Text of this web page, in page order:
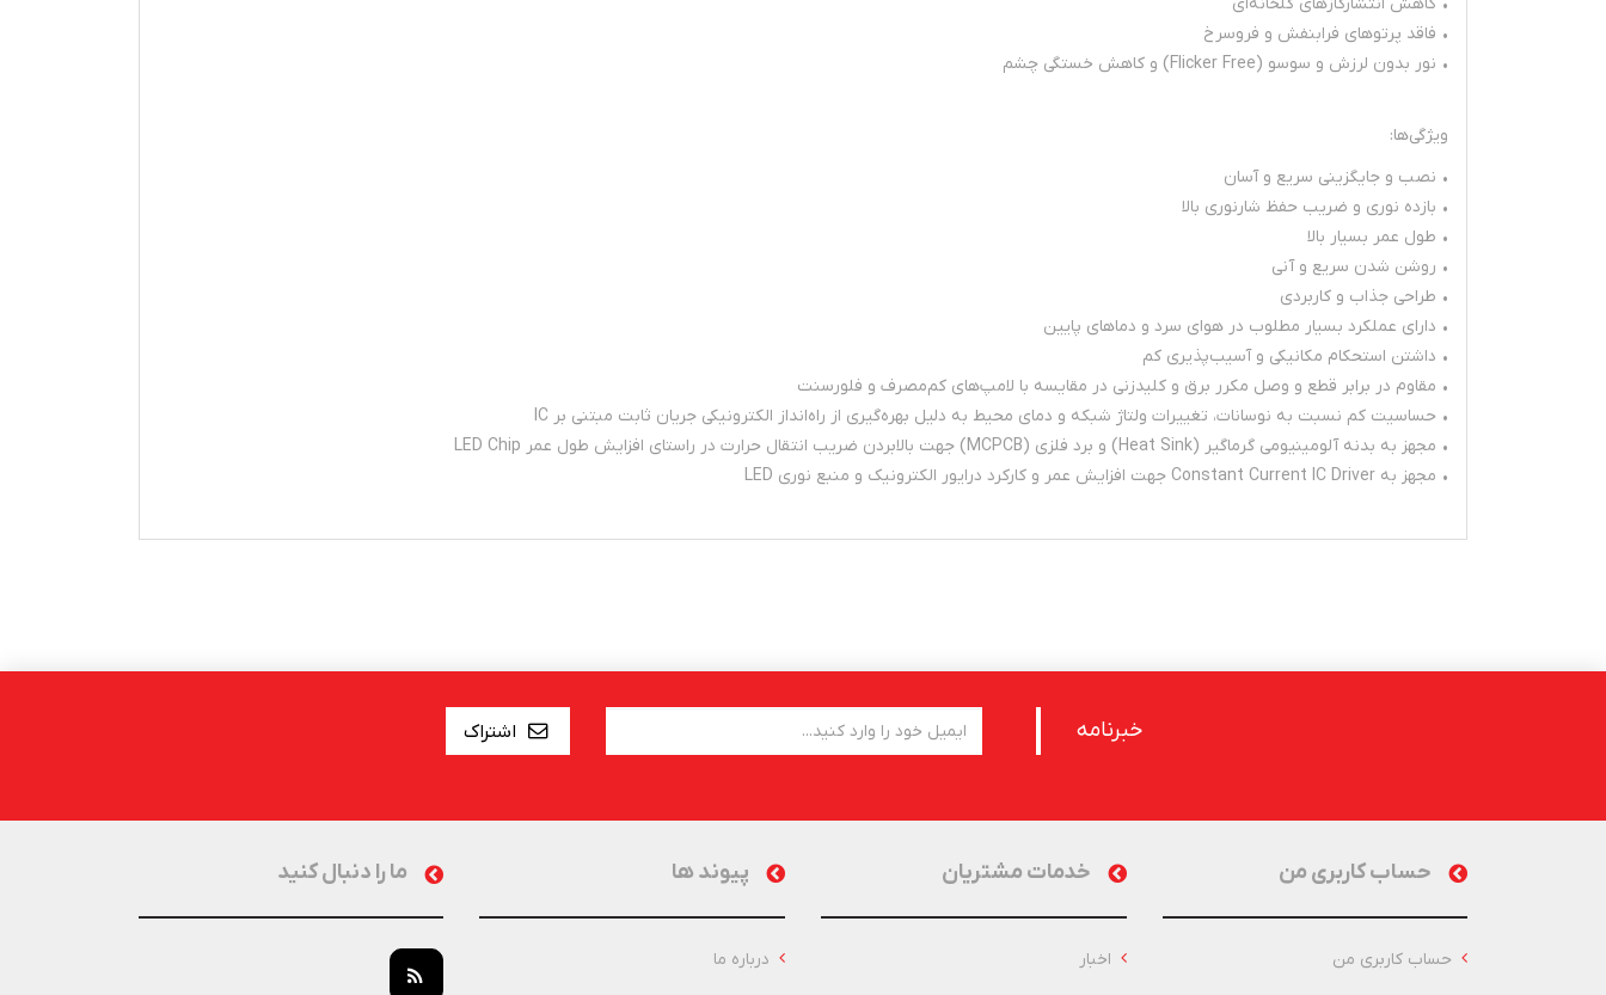
• فاقد پرتوهای فرابنفش و فروسرخ
• نور بدون لرزش و سوسو (Flicker Free) و کاهش خستگی چشم
ویژگی‌ها:
• نصب و جایگزینی سریع و آسان
• بازده نوری و ضریب حفظ شارنوری بالا
• طول عمر بسیار بالا
• روشن شدن سریع و آنی
• طراحی جذاب و کاربردی
• دارای عملکرد بسیار مطلوب در هوای سرد و دماهای پایین
• داشتن استحکام مکانیکی و آسیب‌پذیری کم
• مقاوم در برابر قطع و وصل مکرر برق و کلیدزنی در مقایسه با لامپ‌های کم‌مصرف و فلورسنت
• حساسیت کم نسبت به نوسانات، تغییرات ولتاژ شبکه و دمای محیط به دلیل بهره‌گیری از راه‌انداز الکترونیکی جریان ثابت مبتنی بر IC
• مجهز به بدنه آلومینیومی گرماگیر (Heat Sink) و برد فلزی (MCPCB) جهت بالابردن ضریب انتقال حرارت در راستای افزایش طول عمر LED Chip
• مجهز به Constant Current IC Driver جهت افزایش عمر و کارکرد درایور الکترونیک و منبع نوری LED
خبرنامه اشتراک
حساب کاربری من
حساب کاربری من
خدمات مشتریان
اخبار
پیوند ها
درباره ما
ما را دنبال کنید